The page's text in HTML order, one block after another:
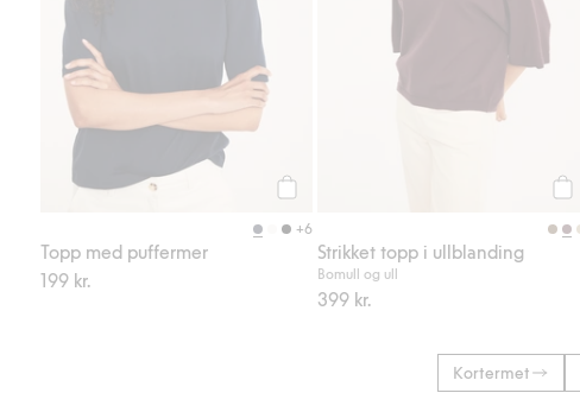
+6
Topp med puffermer
199 kr.
Strikket topp i ullblanding
Bomull og ull
399 kr.
Kortermet